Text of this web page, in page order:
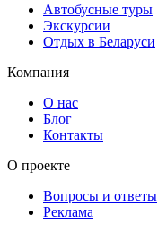
Автобусные туры
Экскурсии
Отдых в Беларуси
Компания
О нас
Блог
Контакты
О проекте
Вопросы и ответы
Реклама